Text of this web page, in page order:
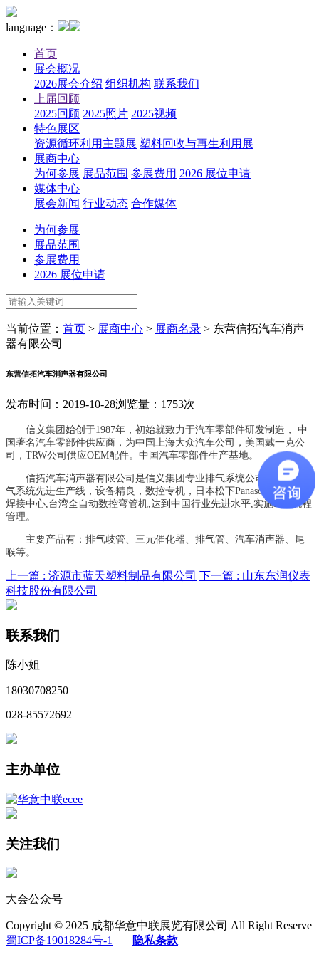
language：
首页
展会概况
2026展会介绍 组织机构 联系我们
上届回顾
2025回顾 2025照片 2025视频
特色展区
资源循环利用主题展 塑料回收与再生利用展
展商中心
为何参展 展品范围 参展费用 2026 展位申请
媒体中心
展会新闻 行业动态 合作媒体
为何参展
展品范围
参展费用
2026 展位申请
当前位置： 首页 > 展商中心 > 展商名录 > 东营信拓汽车消声
器有限公司
东营信拓汽车消声器有限公司
发布时间：2019-10-28浏览量：1753次
信义集团始创于1987年，初始就致力于汽车零部件研发制造， 中
国著名汽车零部件供应商，为中国上海大众汽车公司，美国戴一克公
司，TRW公司供应OEM配件。中国汽车零部件生产基地。
信拓汽车消声器有限公司是信义集团专业排气系统公司，引进排
气系统先进生产线，设备精良，数控专机，日本松下Panasonic 机器人
焊接中心,台湾全自动数控弯管机,达到中国行业先进水平,实施ERP流程
管理。
主要产品有：排气歧管、三元催化器、排气管、汽车消声器、尾
喉等。
上一篇 : 济源市蓝天塑料制品有限公司 下一篇 : 山东东润仪表
科技股份有限公司
联系我们
陈小姐
18030708250
028-85572692
主办单位
关注我们
大会公众号
Copyright © 2025 成都华意中联展览有限公司 All Right Reserve
蜀ICP备19018284号-1
隐私条款